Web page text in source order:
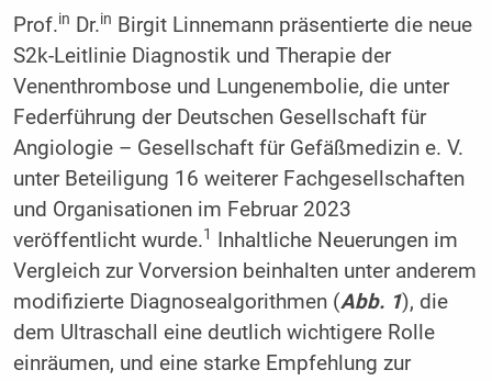
Prof.in Dr.in Birgit Linnemann präsentierte die neue
S2k-Leitlinie Diagnostik und Therapie der
Venenthrombose und Lungenembolie, die unter
Federführung der Deutschen Gesellschaft für
Angiologie – Gesellschaft für Gefäßmedizin e. V.
unter Beteiligung 16 weiterer Fachgesellschaften
und Organisationen im Februar 2023
veröffentlicht wurde.1
Inhaltliche Neuerungen im
Vergleich zur Vorversion beinhalten unter anderem
modifizierte Diagnosealgorithmen (Abb. 1), die
dem Ultraschall eine deutlich wichtigere Rolle
einräumen, und eine starke Empfehlung zur